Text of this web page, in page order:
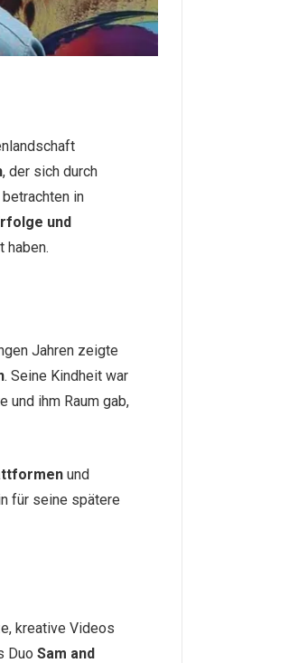
, der sich durch
in
und
haben.
Jahren zeigte
. Seine Kindheit war
und ihm Raum gab,
und
für seine spätere
kreative Videos
DuoSam and